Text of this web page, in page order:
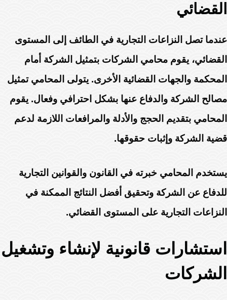
القضائي
عندما تصل النزاعات التجارية في الطائف إلى المستوى
القضائي، يقوم محامي الشركات بتمثيل الشركة أمام
المحكمة والجهات القضائية الأخرى. يتولى المحامي تمثيل
مصالح الشركة والدفاع عنها بشكل احترافي وفعال. يقوم
المحامي بتقديم الحجج والأدلة والمرافعات اللازمة لدعم
قضية الشركة وإثبات حقوقها.
يستخدم المحامي خبرته في القانون والقوانين التجارية
للدفاع عن الشركة وتحقيق أفضل النتائج الممكنة في
النزاعات التجارية على المستوى القضائي.
استشارات قانونية لإنشاء وتشغيل
الشركات